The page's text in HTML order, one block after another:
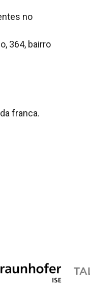
no
364, bairro
franca.